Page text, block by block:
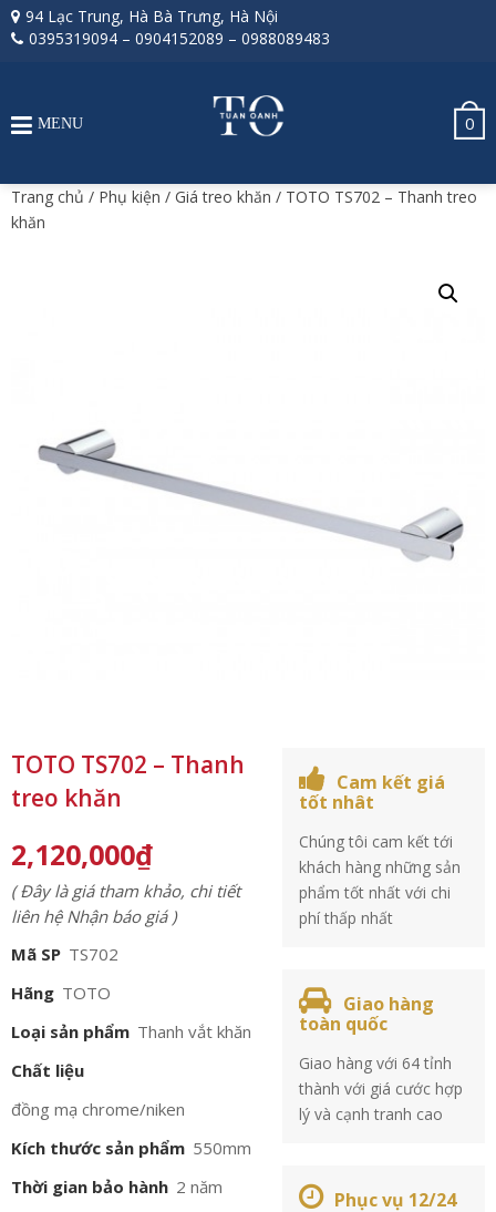
94 Lạc Trung, Hà Bà Trưng, Hà Nội
0395319094 – 0904152089 – 0988089483
0
MENU
Trang chủ / Phụ kiện / Giá treo khăn / TOTO TS702 – Thanh treo
khăn
TOTO TS702 – Thanh
treo khăn
2,120,000₫
( Đây là giá tham khảo, chi tiết
liên hệ Nhận báo giá )
Mã SP TS702
Hãng TOTO
Loại sản phẩm Thanh vắt khăn
Chất liệu
đồng mạ chrome/niken
Kích thước sản phẩm 550mm
Thời gian bảo hành 2 năm
Cam kết giá
tốt nhât
Chúng tôi cam kết tới
khách hàng những sản
phẩm tốt nhất với chi
phí thấp nhất
Giao hàng
toàn quốc
Giao hàng với 64 tỉnh
thành với giá cước hợp
lý và cạnh tranh cao
Phục vụ 12/24